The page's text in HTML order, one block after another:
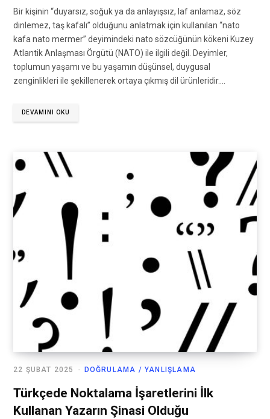
Bir kişinin “duyarsız, soğuk ya da anlayışsız, laf anlamaz, söz
dinlemez, taş kafalı” olduğunu anlatmak için kullanılan “nato
kafa nato mermer” deyimindeki nato sözcüğünün kökeni Kuzey
Atlantik Anlaşması Örgütü (NATO) ile ilgili değil. Deyimler,
toplumun yaşamı ve bu yaşamın düşünsel, duygusal
zenginlikleri ile şekillenerek ortaya çıkmış dil ürünleridir.…
DEVAMINI OKU
DOĞRULAMA / YANLIŞLAMA
22 ŞUBAT 2025
Türkçede Noktalama İşaretlerini İlk
Kullanan Yazarın Şinasi Olduğu